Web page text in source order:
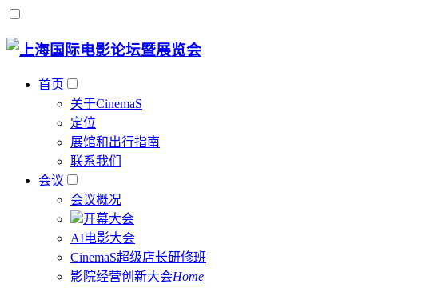
首页
关于CinemaS
定位
展馆和出行指南
联系我们
会议
会议概况
开幕大会
AI电影大会
CinemaS超级店长研修班
影院经营创新大会Home